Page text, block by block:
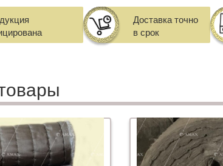
Доставка точно
в срок